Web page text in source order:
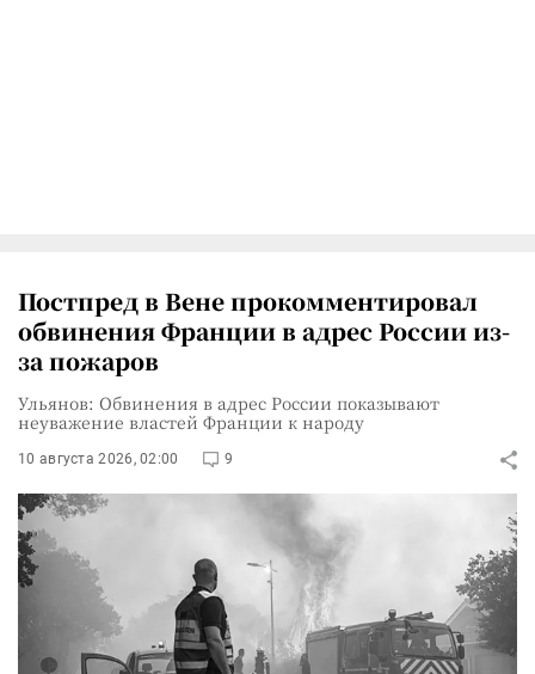
Постпред в Вене прокомментировал
обвинения Франции в адрес России из-
за пожаров
Ульянов: Обвинения в адрес России показывают
неуважение властей Франции к народу
10 августа 2026, 02:00 9